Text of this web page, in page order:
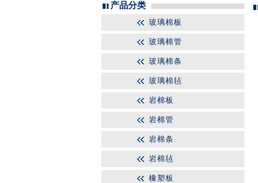
产品分类
玻璃棉板
玻璃棉管
玻璃棉条
玻璃棉毡
岩棉板
岩棉管
岩棉条
岩棉毡
橡塑板